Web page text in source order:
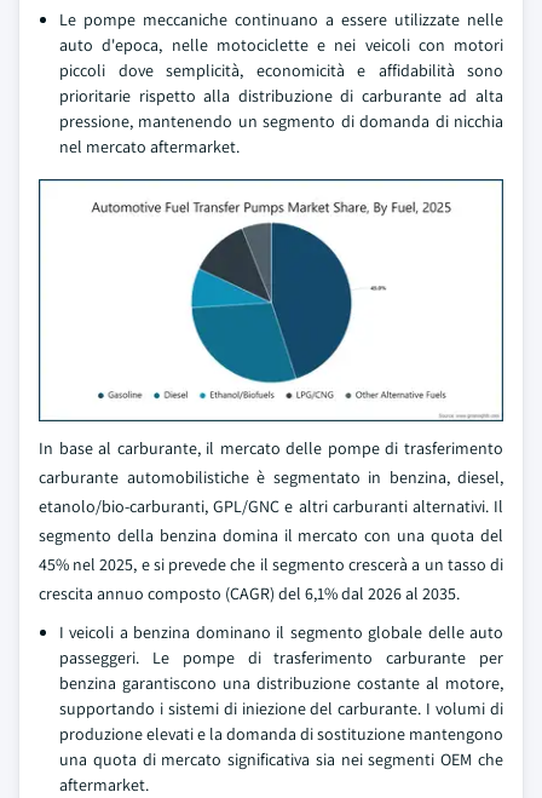
Le pompe meccaniche continuano a essere utilizzate nelle
auto d'epoca, nelle motociclette e nei veicoli con motori
piccoli dove semplicità, economicità e affidabilità sono
prioritarie rispetto alla distribuzione di carburante ad alta
pressione, mantenendo un segmento di domanda di nicchia
nel mercato aftermarket.
In base al carburante, il mercato delle pompe di trasferimento
carburante automobilistiche è segmentato in benzina, diesel,
etanolo/bio-carburanti, GPL/GNC e altri carburanti alternativi. Il
segmento della benzina domina il mercato con una quota del
45% nel 2025, e si prevede che il segmento crescerà a un tasso di
crescita annuo composto (CAGR) del 6,1% dal 2026 al 2035.
I veicoli a benzina dominano il segmento globale delle auto
passeggeri. Le pompe di trasferimento carburante per
benzina garantiscono una distribuzione costante al motore,
supportando i sistemi di iniezione del carburante. I volumi di
produzione elevati e la domanda di sostituzione mantengono
una quota di mercato significativa sia nei segmenti OEM che
aftermarket.